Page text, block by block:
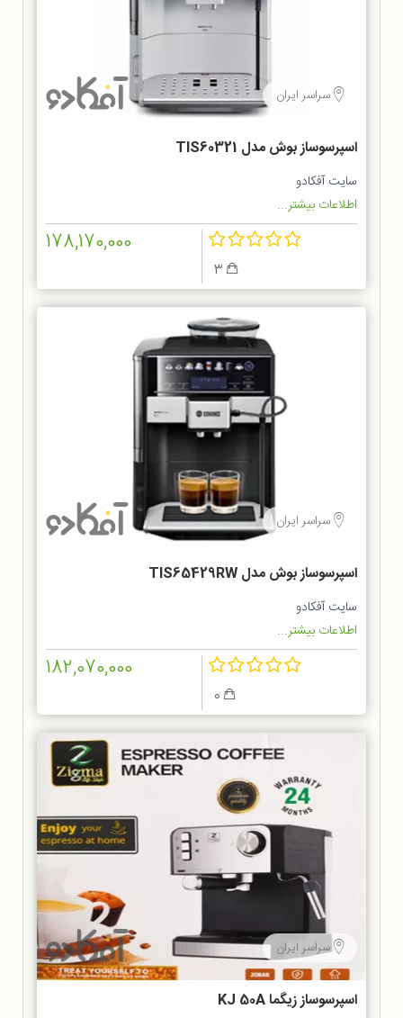
سراسر ایران
اسپرسوساز بوش مدل TIS60321
سایت آفکادو
اطلاعات بیشتر...
178,170,000
سراسر ایران
اسپرسوساز بوش مدل TIS65429RW
سایت آفکادو
اطلاعات بیشتر...
182,070,000
سراسر ایران
اسپرسوساز زیگما KJ 50A